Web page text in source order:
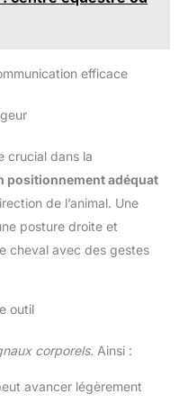
efficace
crucial dans la
positionnement adéquat
de l’animal. Une
posture droite et
cheval avec des gestes
outil
corporels. Ainsi :
avancer légèrement